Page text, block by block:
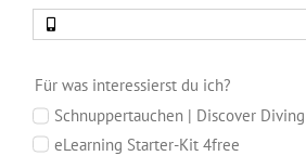
Für was interessierst du ich?
Schnuppertauchen | Discover Diving
eLearning Starter-Kit 4free